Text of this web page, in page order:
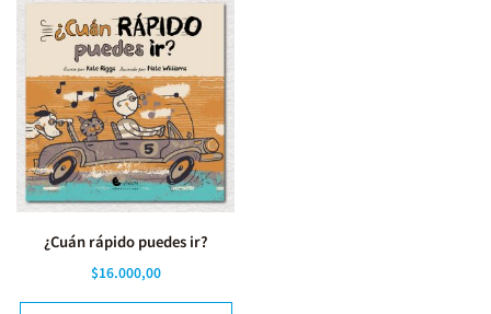
¿Cuán rápido puedes ir?
$16.000,00